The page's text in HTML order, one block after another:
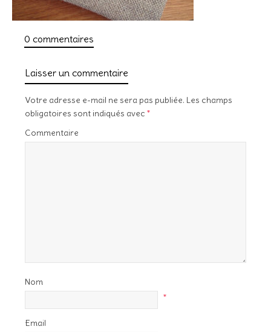
0 commentaires
Laisser un commentaire
Votre adresse e-mail ne sera pas publiée. Les champs
obligatoires sont indiqués avec *
Commentaire
Nom
*
Email